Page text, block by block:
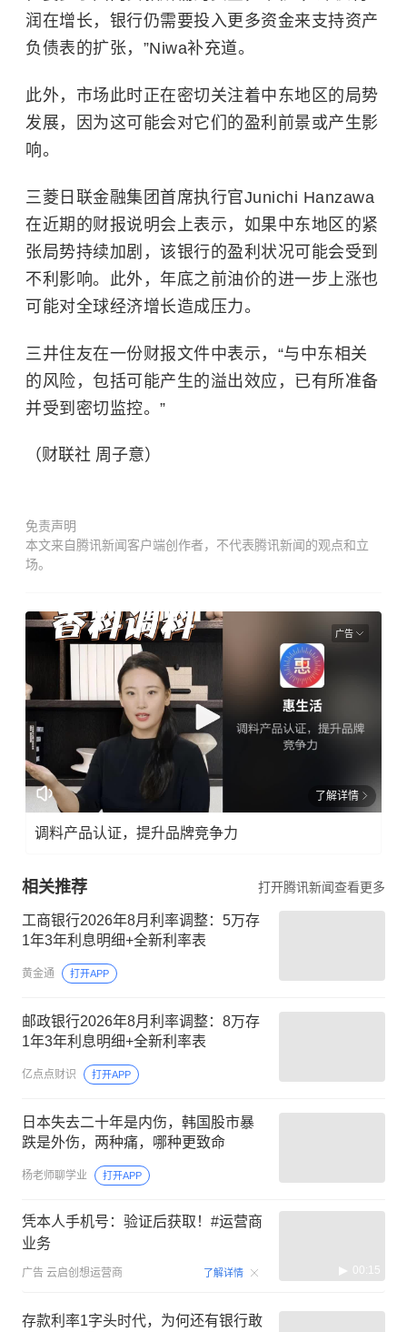
润在增长，银行仍需要投入更多资金来支持资产
负债表的扩张，”Niwa补充道。
此外，市场此时正在密切关注着中东地区的局势
发展，因为这可能会对它们的盈利前景或产生影
响。
三菱日联金融集团首席执行官Junichi Hanzawa
在近期的财报说明会上表示，如果中东地区的紧
张局势持续加剧，该银行的盈利状况可能会受到
不利影响。此外，年底之前油价的进一步上涨也
可能对全球经济增长造成压力。
三井住友在一份财报文件中表示，“与中东相关
的风险，包括可能产生的溢出效应，已有所准备
并受到密切监控。”
（财联社 周子意）
免责声明
本文来自腾讯新闻客户端创作者，不代表腾讯新闻的观点和立
场。
广告
了解详情
调料产品认证，提升品牌竞争力
相关推荐 打开腾讯新闻查看更多
工商银行2026年8月利率调整：5万存
1年3年利息明细+全新利率表
黄金通 打开APP
邮政银行2026年8月利率调整：8万存
1年3年利息明细+全新利率表
亿点点财识 打开APP
日本失去二十年是内伤，韩国股市暴
跌是外伤，两种痛，哪种更致命
杨老师聊学业 打开APP
凭本人手机号：验证后获取！#运营商
业务
广告 云启创想运营商 了解详情 00:15
存款利率1字头时代，为何还有银行敢